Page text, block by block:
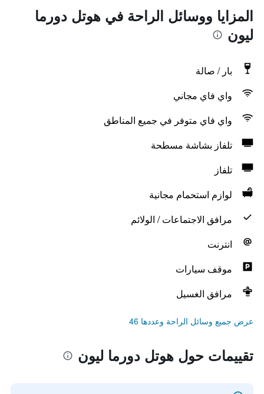
المزايا ووسائل الراحة في هوتل دورما
ليون
بار / صالة
واي فاي مجاني
واي فاي متوفر في جميع المناطق
تلفاز بشاشة مسطحة
تلفاز
لوازم استحمام مجانية
مرافق الاجتماعات / الولائم
انترنت
موقف سيارات
مرافق الغسيل
عرض جميع وسائل الراحة وعددها 46
تقييمات حول هوتل دورما ليون